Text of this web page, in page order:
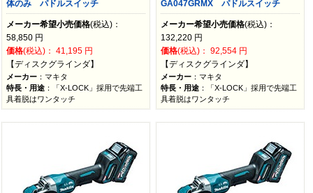
体のみ パドルスイッチ
メーカー希望小売価格(税込)：
58,850 円
価格(税込)：41,195 円
【ディスクグラインダ】
メーカー ：マキタ
特長・用途 ：「X-LOCK」採用で先端工
具着脱はワンタッチ
GA047GRMX パドルスイッチ
メーカー希望小売価格(税込)：
132,220 円
価格(税込)：92,554 円
【ディスクグラインダ】
メーカー ：マキタ
特長・用途 ：「X-LOCK」採用で先端工
具着脱はワンタッチ